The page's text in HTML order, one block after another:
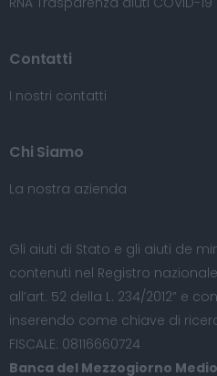
Contatti
I nostri contatti
Chi Siamo
La nostra azienda
Gli aiuti di Stato e gli aiuti de
contenuti nel Registro
all’art. 52 della L. 234/2012” e
inserendo come chiave di
FISCALE: 08116660724
Banca del Mezzogiorno